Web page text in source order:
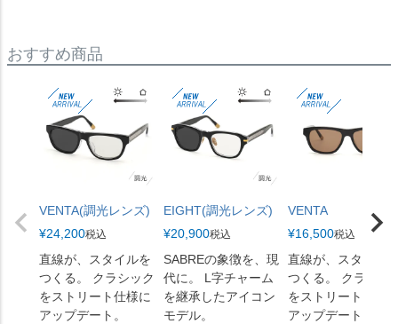
おすすめ商品
VENTA(調光レンズ)
¥24,200税込
直線が、スタイルを
つくる。 クラシック
をストリート仕様に
アップデート。
EIGHT(調光レンズ)
¥20,900税込
SABREの象徴を、現
代に。 L字チャーム
を継承したアイコン
モデル。
VENTA
¥16,500税込
直線が、スタイル
つくる。 クラシッ
をストリート仕様
アップデート。